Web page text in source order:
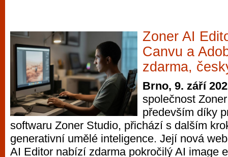
Zoner AI
Canvu a
zdarma,
Brno, 9. září
společnost
především díky
softwaru Zoner Studio, přichází s dalším
generativní umělé inteligence. Její nová
AI Editor nabízí zdarma pokročilý AI image